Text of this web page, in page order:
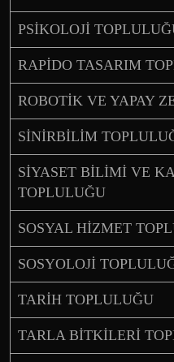
PSİKOLOJİ
RAPİDO TASARIM
ROBOTİK VE YAPAY
SİNİRBİLİM
SİYASET BİLİMİ VE
TOPLULUĞU
SOSYAL HİZMET
SOSYOLOJİ
TARİH TOPLULUĞU
TARLA BİTKİLERİ